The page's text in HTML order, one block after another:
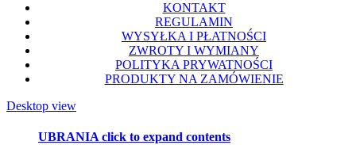
KONTAKT
REGULAMIN
WYSYŁKA I PŁATNOŚCI
ZWROTY I WYMIANY
POLITYKA PRYWATNOŚCI
PRODUKTY NA ZAMÓWIENIE
Desktop view
UBRANIAclick to expand contents